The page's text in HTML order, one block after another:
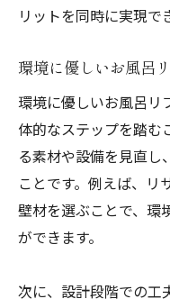
リットを同時に実現で
環境に優しいお風呂
環境に優しいお風呂リ
体的なステップを踏む
る素材や設備を見直し
ことです。例えば、リ
壁材を選ぶことで、環
ができます。
次に、設計段階での工